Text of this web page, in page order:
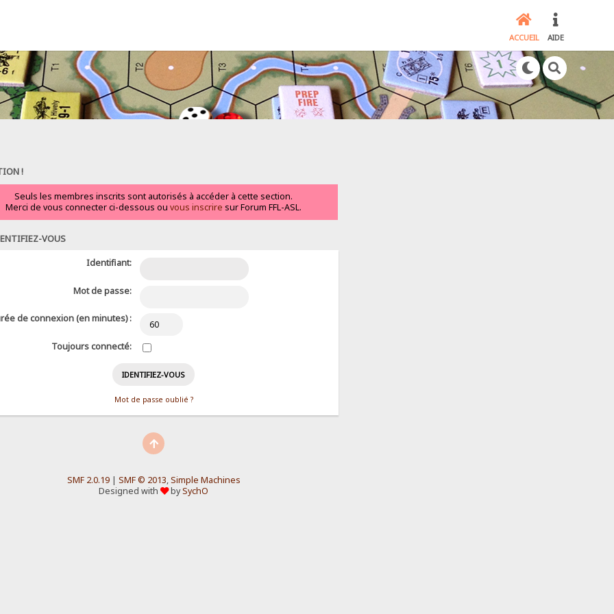
ACCUEIL AIDE
!
Seuls les membres inscrits sont autorisés à accéder à cette section.
Merci de vous connecter ci-dessous ou vous inscrire sur Forum FFL-ASL.
VOUS
Identifiant:
Mot de passe:
de connexion (en minutes) :
Toujours connecté:
Mot de passe oublié ?
SMF 2.0.19| SMF © 2013,Simple Machines
Designed with
bySychO